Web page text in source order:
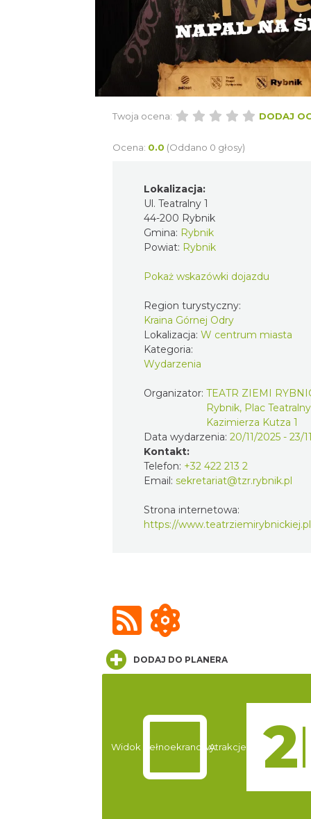
Twoja ocena: DODAJ
Ocena: 0.0 (Oddano 0 głosy)
Lokalizacja:
Ul. Teatralny 1
44-200 Rybnik
Gmina: Rybnik
Powiat: Rybnik
Pokaż wskazówki dojazdu
Region turystyczny:
Kraina Górnej Odry
Lokalizacja: W centrum miasta
Kategoria:
Wydarzenia
Organizator: TEATR ZIEMI
Rybnik, Plac
Kazimierza Kutza 1
Data wydarzenia: 20/11/2025 - 23/
Kontakt:
Telefon: +32 422 213 2
Email: sekretariat@tzr.rybnik.pl
Strona internetowa:
https://www.teatrziemirybnickiej.pl
DODAJ DO PLANERA
Widok pełnoekranowy:Atrakcje